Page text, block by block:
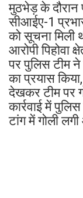
मुठभेड़ के दौरान
सीआईए-1
को सूचना मिली
आरोपी
पर पुलिस टीम
का प्रयास
देखकर टीम पर
कार्रवाई में
टांग में गोली